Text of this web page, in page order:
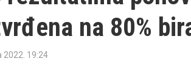
na 80%
2022. 19:24